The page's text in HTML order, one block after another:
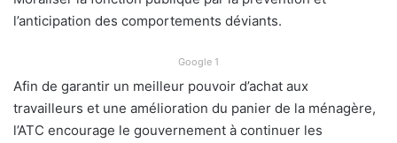
l’anticipation des comportements déviants.
Google 1
Afin de garantir un meilleur pouvoir d’achat aux
travailleurs et une amélioration du panier de la ménagère,
l’ATC encourage le gouvernement à continuer les